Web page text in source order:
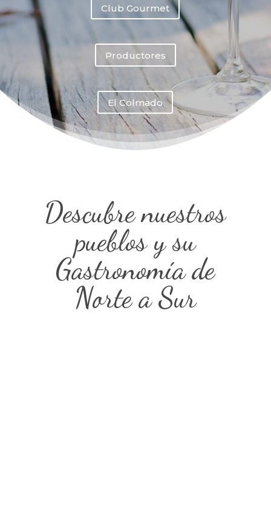
Club Gourmet
Productores
El Colmado
Descubre nuestros
pueblos y su
Gastronomía de
Norte a Sur